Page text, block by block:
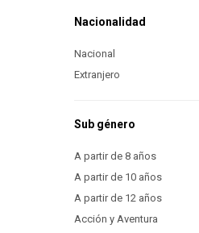
Nacionalidad
Nacional
Extranjero
Sub género
A partir de 8 años
A partir de 10 años
A partir de 12 años
Acción y Aventura